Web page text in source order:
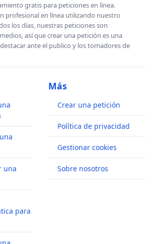
gratis para peticiones en línea.
profesional en línea utilizando nuestro
los días, nuestras peticiones son
así que crear una petición es una
ante el publico y los tomadores de
una
para
Más
Crear una petición
Política de privacidad
Gestionar cookies
Sobre nosotros